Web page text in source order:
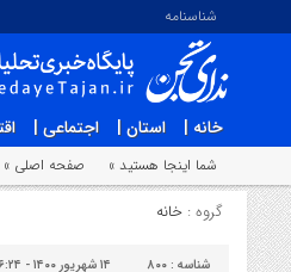
شناسنامه
خانه | استان | اجتماعی |
شما اینجا هستید » صفحه اصلی »
گروه : خانه
شناسه : ۸۰۰ ۱۴ شهریور ۱۴۰۰ - ۱۶:۲۴